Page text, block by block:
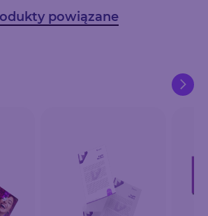
powiązane